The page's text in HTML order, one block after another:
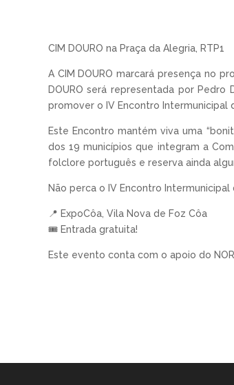
CIM DOURO na Praça da Alegria, RTP1
A CIM DOURO marcará presença no
DOURO será representada por
promover o IV Encontro Intermunicipal
Este Encontro mantém viva uma
dos 19 municípios que integram a
folclore português e reserva ainda
Não perca o IV Encontro
📍 ExpoCôa, Vila Nova de Foz Côa
🎟 Entrada gratuita!
Este evento conta com o apoio do